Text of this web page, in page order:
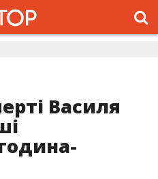
Василя